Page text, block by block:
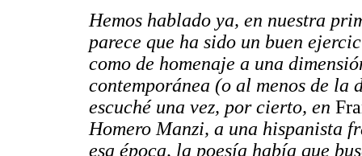
Hemos hablado ya, en nuestra
parece que ha sido un buen
como de homenaje a una
contemporánea (o al menos de la
escuché una vez, por cierto, en
Homero Manzi, a una hispanista
esa época, la poesía había que